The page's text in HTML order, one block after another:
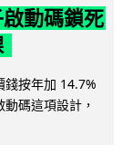
動碼鎖死
錢按年加 14.7%
碼這項設計，